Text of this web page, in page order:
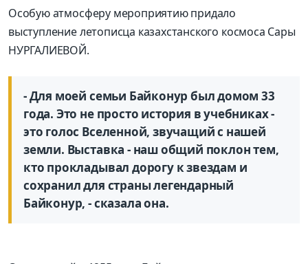
Особую атмосферу мероприятию придало
выступление летописца казахстанского космоса Сары
НУРГАЛИЕВОЙ.
- Для моей семьи Байконур был домом 33
года. Это не просто история в учебниках -
это голос Вселенной, звучащий с нашей
земли. Выставка - наш общий поклон тем,
кто прокладывал дорогу к звездам и
сохранил для страны легендарный
Байконур, - сказала она.